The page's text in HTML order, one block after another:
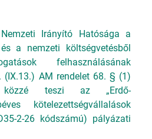
Irányító Hatósága a
a nemzeti költségvetésből
felhasználásának
(IX.13.) AM rendelet 68. § (1)
közzé teszi az „Erdő-
kötelezettségvállalások
2-26 kódszámú) pályázati